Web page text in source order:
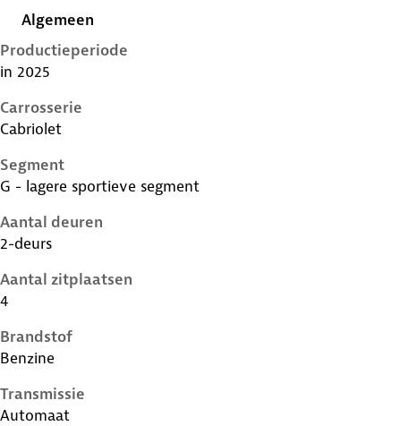
Algemeen
Productieperiode
in 2025
Carrosserie
Cabriolet
Segment
G - lagere sportieve segment
Aantal deuren
2-deurs
Aantal zitplaatsen
4
Brandstof
Benzine
Transmissie
Automaat